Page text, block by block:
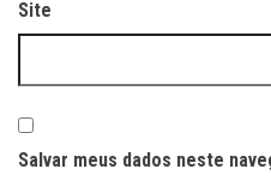
Site
Salvar meus dados neste